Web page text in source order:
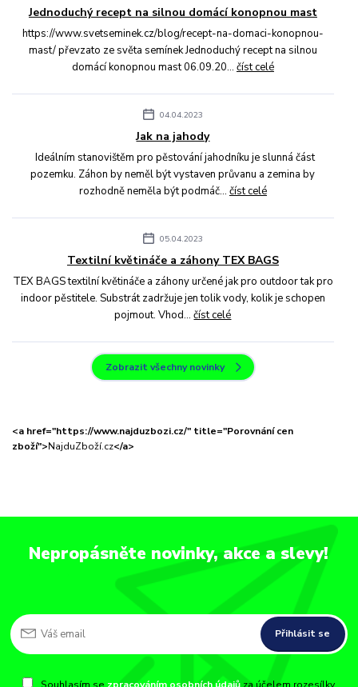
Jednoduchý recept na silnou domácí konopnou mast
https://www.svetseminek.cz/blog/recept-na-domaci-konopnou-
mast/ převzato ze světa semínek Jednoduchý recept na silnou
domácí konopnou mast 06.09.20... číst celé
04.04.2023
Jak na jahody
Ideálním stanovištěm pro pěstování jahodníku je slunná část
pozemku. Záhon by neměl být vystaven průvanu a zemina by
rozhodně neměla být podmáč... číst celé
05.04.2023
Textilní květináče a záhony TEX BAGS
TEX BAGS textilní květináče a záhony určené jak pro outdoor tak pro
indoor pěstitele. Substrát zadržuje jen tolik vody, kolik je schopen
pojmout. Vhod...číst celé
Zobrazit všechny novinky
<a href="https://www.najduzbozi.cz/" title="Porovnání cen
zboží">NajduZboží.cz</a>
Nepropásněte novinky, akce a slevy!
Přihlásit se
Souhlasím se zpracováním osobních údajů za účelem rozesílky